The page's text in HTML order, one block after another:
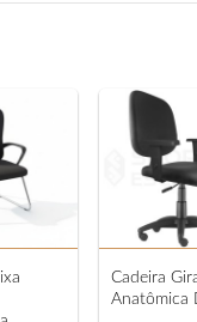
Cadeira
Anatômica